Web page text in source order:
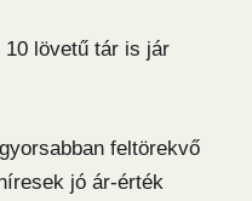
lövetű tár is jár
feltörekvő
jó ár-érték